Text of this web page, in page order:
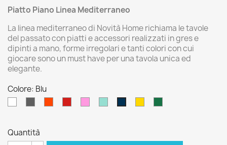
Piatto Piano Linea Mediterraneo
La linea mediterraneo di Novità Home richiama le tavole
del passato con piatti e accessori realizzati in gres e
dipinti a mano, forme irregolari e tanti colori con cui
giocare sono un must have per una tavola unica ed
elegante.
Colore: Blu
Quantità